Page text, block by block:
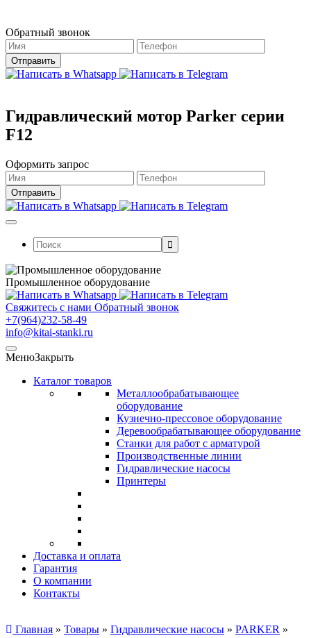
Обратный звонок
Гидравлический мотор Parker серии
F12
Оформить запрос
Поиск:
Промышленное оборудование
Свяжитесь с нами Обратный звонок
+7(964)232-58-49
info@kitai-stanki.ru
МенюЗакрыть
Каталог товаров
Металлообрабатывающее
оборудование
Кузнечно-прессовое оборудование
Деревообрабатывающее оборудование
Станки для работ с арматурой
Производственные линии
Гидравлические насосы
Принтеры
Доставка и оплата
Гарантия
О компании
Контакты
Главная » Товары » Гидравлические насосы » PARKER »